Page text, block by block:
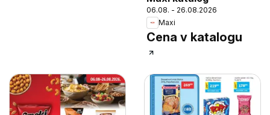
06.08. - 26.08.2026
Maxi
Cena v katalogu